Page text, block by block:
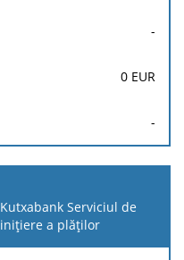
-
0 EUR
-
Kutxabank Serviciul de
inițiere a plăților